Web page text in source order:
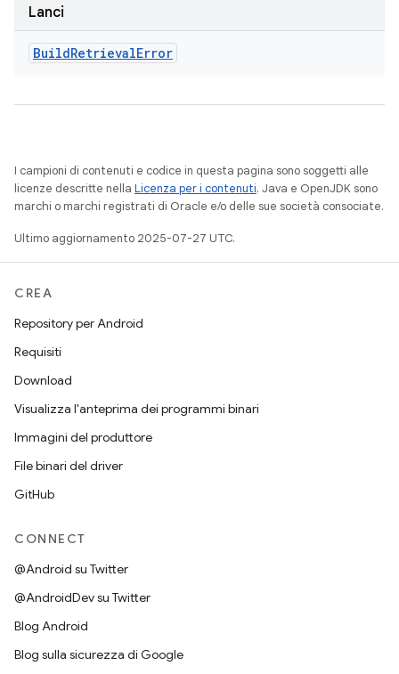
Lanci
BuildRetrievalError
I campioni di contenuti e codice in questa pagina sono soggetti alle
licenze descritte nella Licenza per i contenuti. Java e OpenJDK sono
marchi o marchi registrati di Oracle e/o delle sue società consociate.
Ultimo aggiornamento 2025-07-27 UTC.
CREA
Repository per Android
Requisiti
Download
Visualizza l'anteprima dei programmi binari
Immagini del produttore
File binari del driver
GitHub
CONNECT
@Android su Twitter
@AndroidDev su Twitter
Blog Android
Blog sulla sicurezza di Google